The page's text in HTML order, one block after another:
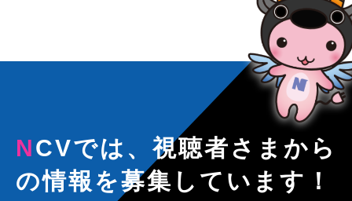
NCVでは、視聴者さまから
の情報を募集しています！